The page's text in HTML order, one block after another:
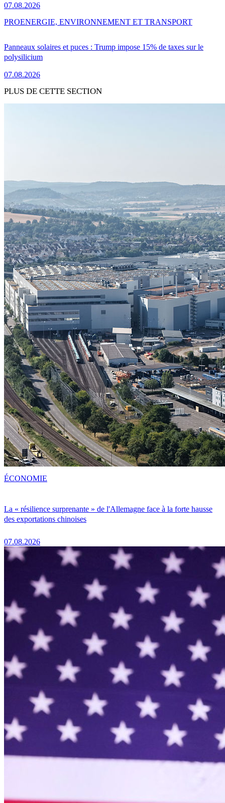
07.08.2026
Panneaux solaires et puces : Trump impose 15% de taxes sur le
polysilicium
07.08.2026
PROENERGIE, ENVIRONNEMENT ET TRANSPORT
PLUS DE CETTE SECTION
La « résilience surprenante » de l'Allemagne face à la forte hausse
des exportations chinoises
07.08.2026
ÉCONOMIE